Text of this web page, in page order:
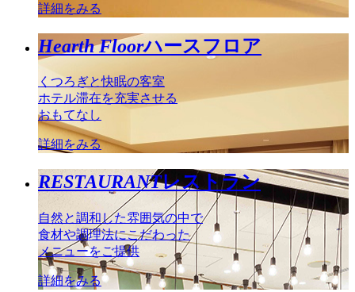
詳細をみる
Hearth Floorハースフロア
くつろぎと快眠の客室
ホテル滞在を充実させる
おもてなし
詳細をみる
RESTAURANTレストラン
自然と調和した雰囲気の中で
食材や調理法にこだわった
メニューをご提供
詳細をみる